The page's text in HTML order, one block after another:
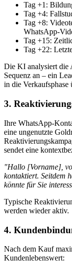
Tag +1:
Tag +4:
Tag +8:
WhatsApp-
Tag +15:
Tag +22:
Die KI analysiert die
Sequenz an – ein
in die Verkaufsphase
3.
Ihre WhatsApp-
eine ungenutzte
sendet eine
"Hallo [Vorname],
kontaktiert. Seitdem
könnte für Sie
Typische
werden wieder aktiv.
4.
Nach dem Kauf
Kundenlebenswert: